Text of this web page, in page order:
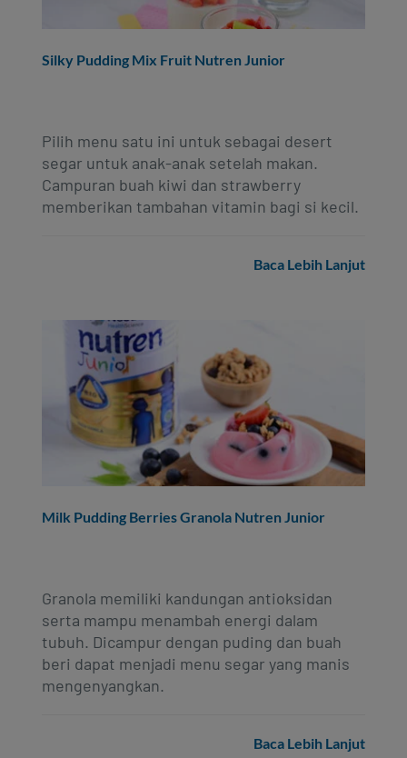
Silky Pudding Mix Fruit Nutren Junior
Pilih menu satu ini untuk sebagai desert
segar untuk anak-anak setelah makan.
Campuran buah kiwi dan strawberry
memberikan tambahan vitamin bagi si kecil.
Baca Lebih Lanjut
Milk Pudding Berries Granola Nutren Junior
Granola memiliki kandungan antioksidan
serta mampu menambah energi dalam
tubuh. Dicampur dengan puding dan buah
beri dapat menjadi menu segar yang manis
mengenyangkan.
Baca Lebih Lanjut